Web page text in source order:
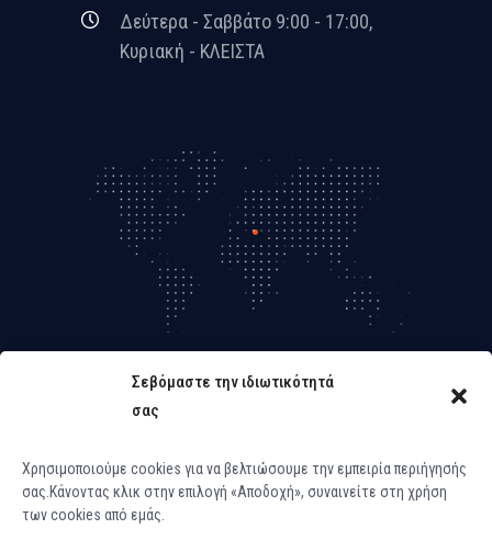
Σεβόμαστε την ιδιωτικότητά
σας
Χρησιμοποιούμε cookies για να βελτιώσουμε την εμπειρία περιήγησής
σας.Κάνοντας κλικ στην επιλογή «Αποδοχή», συναινείτε στη χρήση
των cookies από εμάς.
Δεύτερα - Σαββάτο 9:00 - 17:00,
Κυριακή - ΚΛΕΙΣΤΑ